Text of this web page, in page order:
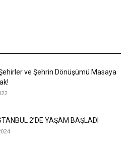
ve Şehrin Dönüşümü Masaya
2’DE YAŞAM BAŞLADI